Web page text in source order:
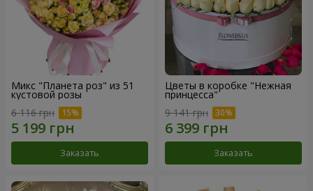
Микс "Планета роз" из 51
кустовой розы
6 116 грн
Заказать
Цветы в коробке "Нежная
принцесса"
9 141 грн
Заказать